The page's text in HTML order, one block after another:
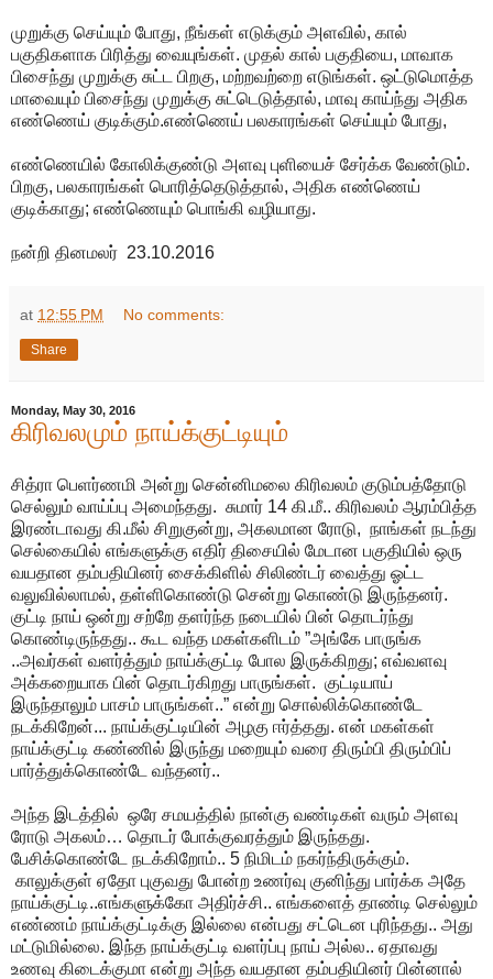
முறுக்கு செய்யும் போது, நீங்கள் எடுக்கும் அளவில், கால்
பகுதிகளாக பிரித்து வையுங்கள். முதல் கால் பகுதியை, மாவாக
பிசைந்து முறுக்கு சுட்ட பிறகு, மற்றவற்றை எடுங்கள். ஒட்டுமொத்த
மாவையும் பிசைந்து முறுக்கு சுட்டெடுத்தால், மாவு காய்ந்து அதிக
எண்ணெய் குடிக்கும்.எண்ணெய் பலகாரங்கள் செய்யும் போது,
எண்ணெயில் கோலிக்குண்டு அளவு புளியைச் சேர்க்க வேண்டும்.
பிறகு, பலகாரங்கள் பொரித்தெடுத்தால், அதிக எண்ணெய்
குடிக்காது; எண்ணெயும் பொங்கி வழியாது.
நன்றி தினமலர் 23.10.2016
at 12:55 PM No comments:
Share
Monday, May 30, 2016
கிரிவலமும் நாய்க்குட்டியும்
சித்ரா பெளர்ணமி அன்று சென்னிமலை கிரிவலம் குடும்பத்தோடு
செல்லும் வாய்ப்பு அமைந்தது. சுமார் 14 கி.மீ.. கிரிவலம் ஆரம்பித்த
இரண்டாவது கி.மீல் சிறுகுன்று, அகலமான ரோடு, நாங்கள் நடந்து
செல்கையில் எங்களுக்கு எதிர் திசையில் மேடான பகுதியில் ஒரு
வயதான தம்பதியினர் சைக்கிளில் சிலிண்டர் வைத்து ஓட்ட
வலுவில்லாமல், தள்ளிகொண்டு சென்று கொண்டு இருந்தனர்.
குட்டி நாய் ஒன்று சற்றே தளர்ந்த நடையில் பின் தொடர்ந்து
கொண்டிருந்தது.. கூட வந்த மகள்களிடம் ”அங்கே பாருங்க
..அவர்கள் வளர்த்தும் நாய்க்குட்டி போல இருக்கிறது; எவ்வளவு
அக்கறையாக பின் தொடர்கிறது பாருங்கள். குட்டியாய்
இருந்தாலும் பாசம் பாருங்கள்..” என்று சொல்லிக்கொண்டே
நடக்கிறேன்... நாய்க்குட்டியின் அழகு ஈர்த்தது. என் மகள்கள்
நாய்க்குட்டி கண்ணில் இருந்து மறையும் வரை திரும்பி திரும்பிப்
பார்த்துக்கொண்டே வந்தனர்..
அந்த இடத்தில் ஒரே சமயத்தில் நான்கு வண்டிகள் வரும் அளவு
ரோடு அகலம்… தொடர் போக்குவரத்தும் இருந்தது.
பேசிக்கொண்டே நடக்கிறோம்.. 5 நிமிடம் நகர்ந்திருக்கும்.
காலுக்குள் ஏதோ புகுவது போன்ற உணர்வு குனிந்து பார்க்க அதே
நாய்க்குட்டி..எங்களுக்கோ அதிர்ச்சி.. எங்களைத் தாண்டி செல்லும்
எண்ணம் நாய்க்குட்டிக்கு இல்லை என்பது சட்டென புரிந்தது.. அது
மட்டுமில்லை. இந்த நாய்க்குட்டி வளர்ப்பு நாய் அல்ல.. ஏதாவது
உணவு கிடைக்குமா என்று அந்த வயதான தம்பதியினர் பின்னால்